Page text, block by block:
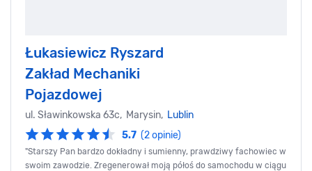
Łukasiewicz Ryszard
Zakład Mechaniki
Pojazdowej
ul. Sławinkowska 63c, Marysin, Lublin
5.7 (2 opinie)
"Starszy Pan bardzo dokładny i sumienny, prawdziwy fachowiec w
swoim zawodzie. Zregenerował moją półoś do samochodu w ciągu